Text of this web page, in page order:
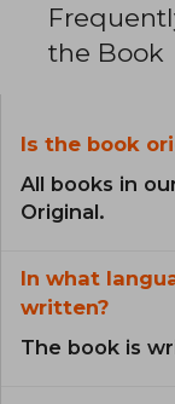
the Book
Is the book
All books in
Original.
In what
written?
The book is